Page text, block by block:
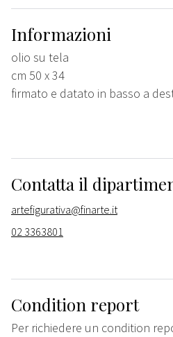
Informazioni
olio su tela
cm 50 x 34
firmato e datato in basso a
Contatta il
artefigurativa@finarte.it
02 3363801
Condition report
Per richiedere un condition